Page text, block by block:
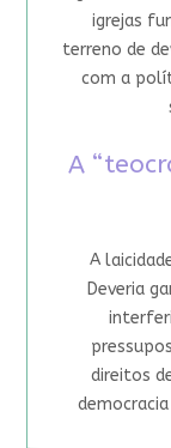
igrejas
terreno de
com a
A
A
Deveria
direitos